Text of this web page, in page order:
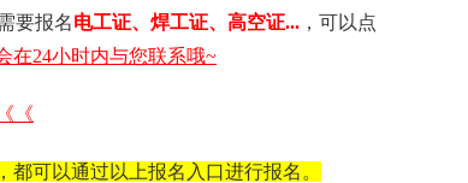
要 报名电工证 、 焊工证 、 高空证... ，可以点
在24小时内与您联系哦~
《
可以通过以上报名入口进行报名。